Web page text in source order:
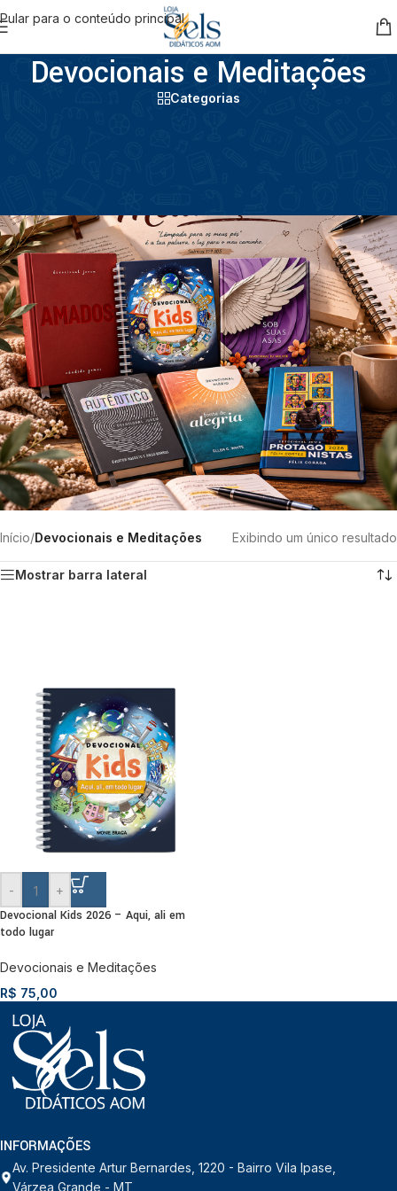
Pular para o conteúdo principal
Devocionais e Meditações
Categorias
Início/Devocionais e Meditações Exibindo um único resultado
Mostrar barra lateral
- +
Devocional Kids 2026 – Aqui, ali em
todo lugar
Devocionais e Meditações
R$ 75,00
INFORMAÇÕES
Av. Presidente Artur Bernardes, 1220 - Bairro Vila Ipase,
Várzea Grande - MT